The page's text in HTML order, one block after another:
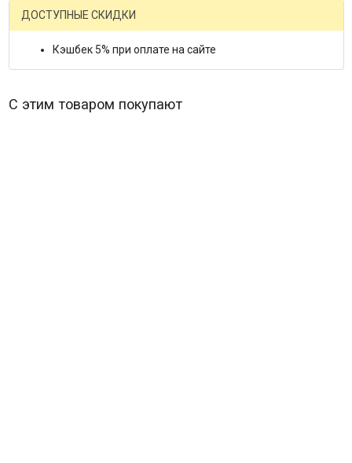
ДОСТУПНЫЕ СКИДКИ
Кэшбек 5% при оплате на сайте
С этим товаром покупают